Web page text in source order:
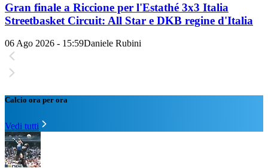
Gran finale a Riccione per l'Estathé 3x3 Italia
Streetbasket Circuit: All Star e DKB regine d'Italia
06 Ago 2026 - 15:59Daniele Rubini
Calcio ora per ora
Vedi tutti